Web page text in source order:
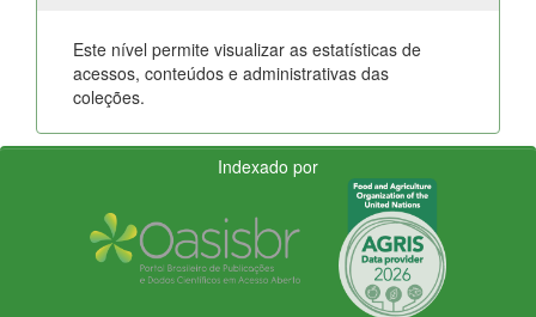
Este nível permite visualizar as estatísticas de
acessos, conteúdos e administrativas das
coleções.
Indexado por